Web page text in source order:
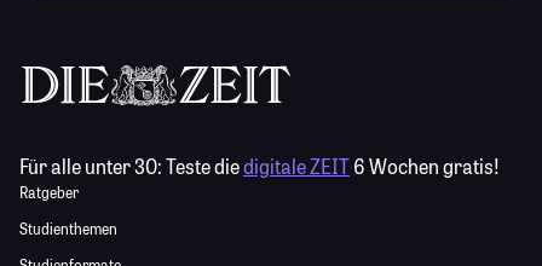
Für alle unter 30:Teste diedigitale ZEIT6 Wochen gratis!
Ratgeber
Studienthemen